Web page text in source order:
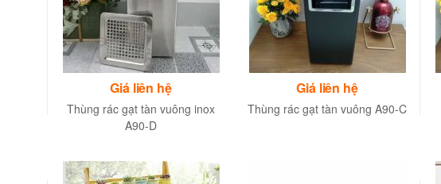
Giá liên hệ
Thùng rác gạt tàn vuông inox
A90-D
Giá liên hệ
Thùng rác gạt tàn vuông A90-C